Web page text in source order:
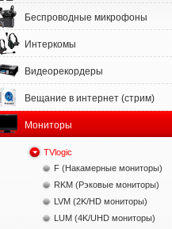
Беспроводные микрофоны
Интеркомы
Видеорекордеры
Вещание в интернет (стрим)
Мониторы
TVlogic
F (Накамерные мониторы)
RKM (Рэковые мониторы)
LVM (2K/HD мониторы)
LUM (4K/UHD мониторы)